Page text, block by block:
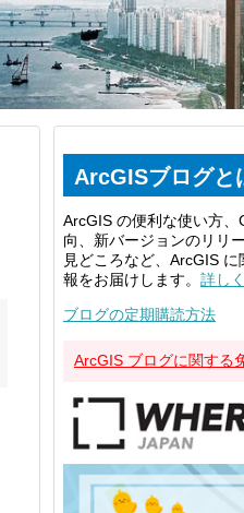
ArcGISブログと
ArcGIS の便利な使い方、
向、新バージョンのリリ
見どころなど、ArcGIS
報をお届けします。 詳しく
ブログの定期購読方法
ArcGIS ブログに関する